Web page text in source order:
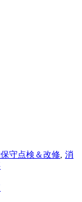
守点検＆改修 消